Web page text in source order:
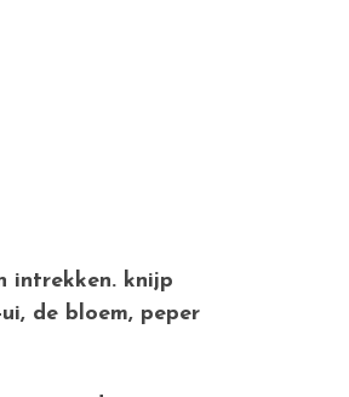
intrekken. knijp
de bloem, peper